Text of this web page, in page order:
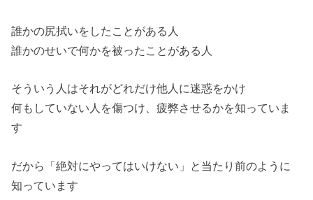
誰かの尻拭いをしたことがある人
誰かのせいで何かを被ったことがある人
そういう人はそれがどれだけ他人に迷惑をかけ
何もしていない人を傷つけ、疲弊させるかを知っていま
す
だから「絶対にやってはいけない」と当たり前のように
知っています